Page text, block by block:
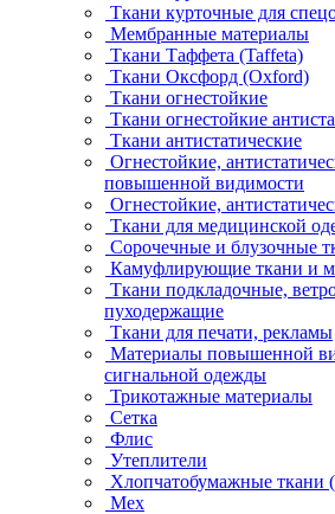
Ткани курточные для
Мембранные материалы
Ткани Таффета (Taffeta)
Ткани Оксфорд (Oxford)
Ткани огнестойкие
Ткани огнестойкие
Ткани антистатические
Огнестойкие,
повышенной видимости
Огнестойкие,
Ткани для медицинской
Сорочечные и блузочные
Камуфлирующие ткани и
Ткани подкладочные,
пуходержащие
Ткани для печати, рекламы
Материалы повышенной
сигнальной одежды
Трикотажные материалы
Сетка
Флис
Утеплители
Хлопчатобумажные ткани
Мех